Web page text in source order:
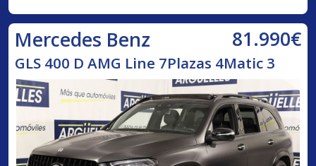
Mercedes Benz 81.990€
GLS 400 D AMG Line 7Plazas 4Matic 3